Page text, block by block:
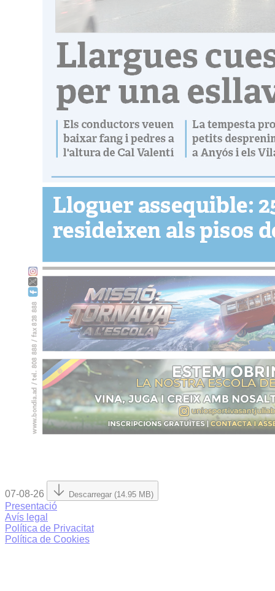
07-08-26 Descarregar (14.95 MB)
Presentació
Avís legal
Política de Privacitat
Política de Cookies